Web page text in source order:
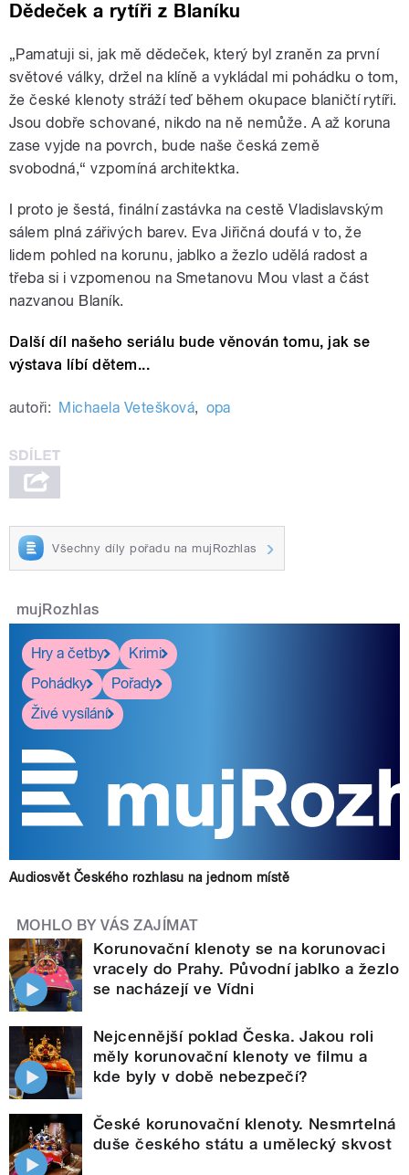
Dědeček a rytíři z Blaníku
„Pamatuji si, jak mě dědeček, který byl zraněn za první
světové války, držel na klíně a vykládal mi pohádku o tom,
že české klenoty stráží teď během okupace blaničtí rytíři.
Jsou dobře schované, nikdo na ně nemůže. A až koruna
zase vyjde na povrch, bude naše česká země
svobodná,“ vzpomíná architektka.
I proto je šestá, finální zastávka na cestě Vladislavským
sálem plná zářivých barev. Eva Jiřičná doufá v to, že
lidem pohled na korunu, jablko a žezlo udělá radost a
třeba si i vzpomenou na Smetanovu Mou vlast a část
nazvanou Blaník.
Další díl našeho seriálu bude věnován tomu, jak se
výstava líbí dětem...
autoři: Michaela Vetešková, opa
Všechny díly pořadu na mujRozhlas
mujRozhlas
Hry a četby
Krimi
Pohádky
Pořady
Živé vysílání
Audiosvět Českého rozhlasu na jednom místě
MOHLO BY VÁS ZAJÍMAT
Korunovační klenoty se na korunovaci
vracely do Prahy. Původní jablko a žezlo
se nacházejí ve Vídni
Nejcennější poklad Česka. Jakou roli
měly korunovační klenoty ve filmu a
kde byly v době nebezpečí?
České korunovační klenoty. Nesmrtelná
duše českého státu a umělecký skvost